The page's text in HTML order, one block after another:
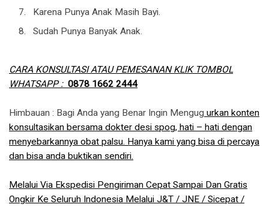
Karena Punya Anak Masih Bayi.
Sudah Punya Banyak Anak.
CARA KONSULTASI ATAU PEMESANAN KLIK TOMBOL
WHATSAPP : 0878 1662 2444
Himbauan : Bagi Anda yang Benar Ingin Mengug urkan konten
konsultasikan bersama dokter desi spog, hati – hati dengan
menyebarkannya obat palsu. Hanya kami yang bisa di percaya
dan bisa anda buktikan sendiri.
Melalui Via Ekspedisi Pengiriman Cepat Sampai Dan Gratis
Ongkir Ke Seluruh Indonesia Melalui J&T / JNE / Sicepat /